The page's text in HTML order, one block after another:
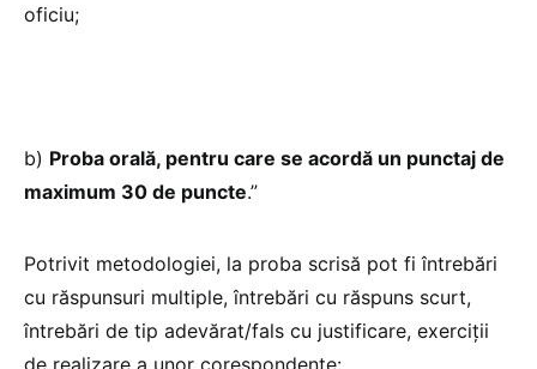
oficiu;
b) Proba orală, pentru care se acordă un punctaj de
maximum 30 de puncte.”
Potrivit metodologiei, la proba scrisă pot fi întrebări
cu răspunsuri multiple, întrebări cu răspuns scurt,
întrebări de tip adevărat/fals cu justificare, exerciții
de realizare a unor corespondențe: